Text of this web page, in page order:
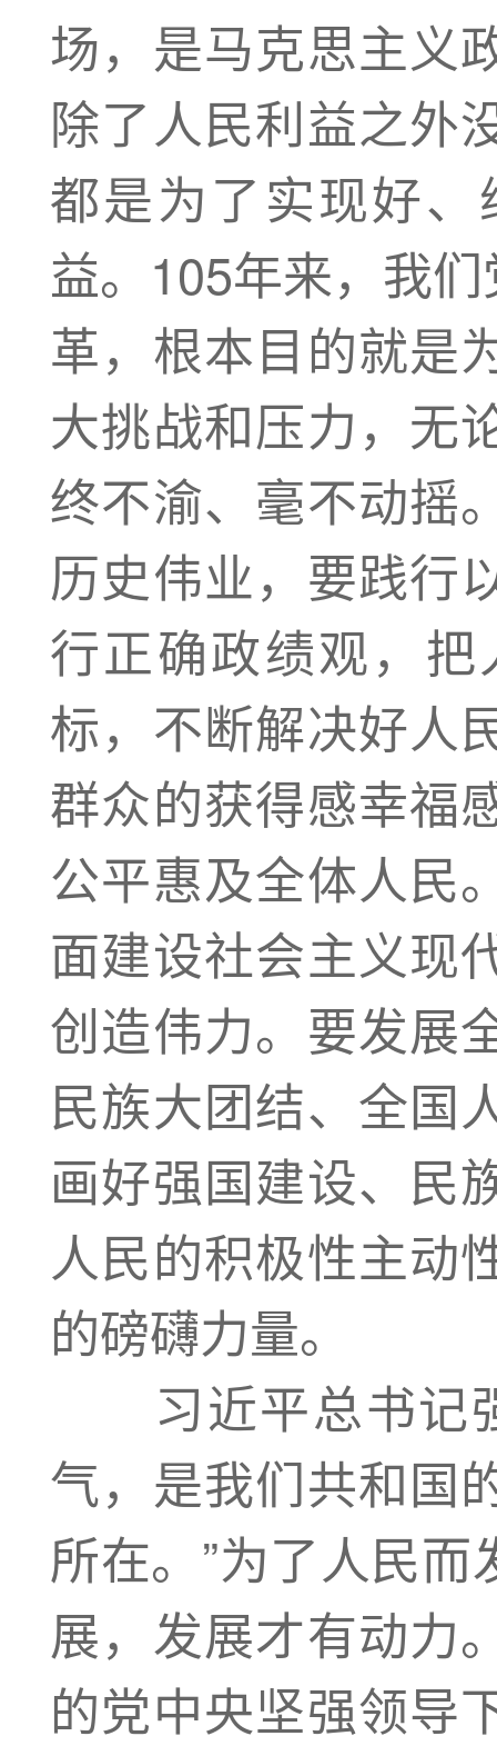
场，是马克思主义
除了人民利益之外
都是为了实现好
益。105年来，我
革，根本目的就是
大挑战和压力，无
终不渝、毫不动摇
历史伟业，要践行
行正确政绩观，
标，不断解决好人
群众的获得感幸福
公平惠及全体人民
面建设社会主义现
创造伟力。要发展
民族大团结、全国
画好强国建设、民
人民的积极性主动
的磅礴力量。
习近平总书记
气，是我们共和国
所在。”为了人民
展，发展才有动力
的党中央坚强领导